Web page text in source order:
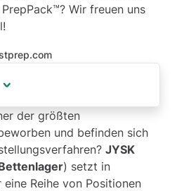
mit Brüchen und
- Behavioral Assessment
Wir freuen uns
PI Test
der größten
und befinden sich
JYSK
) setzt in
Reihe von Positionen